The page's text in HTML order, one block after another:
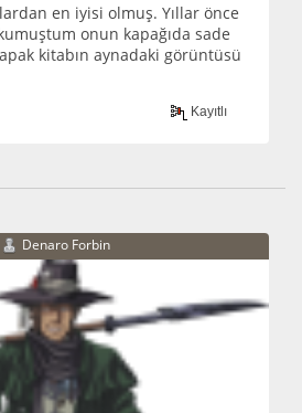
en iyisi olmuş. Yıllar önce
onun kapağıda sade
kitabın aynadaki görüntüsü
Kayıtlı
Denaro Forbin